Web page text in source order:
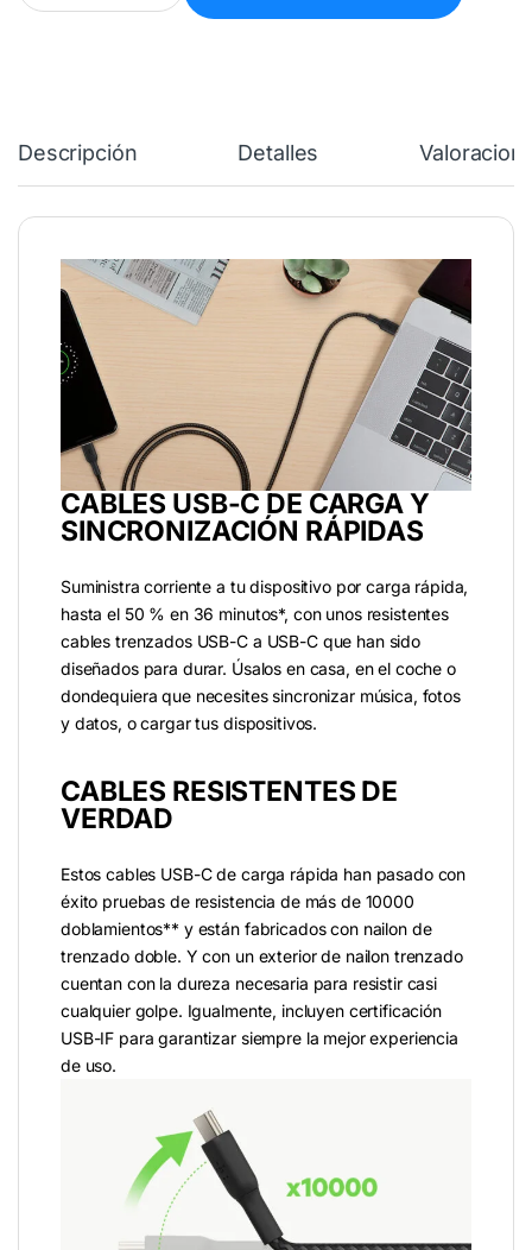
Descripción Detalles
CABLES USB-C DE CARGA Y
SINCRONIZACIÓN RÁPIDAS
Suministra corriente a tu dispositivo por carga rápida,
hasta el 50 % en 36 minutos*, con unos resistentes
cables trenzados USB-C a USB-C que han sido
diseñados para durar. Úsalos en casa, en el coche o
dondequiera que necesites sincronizar música, fotos
y datos, o cargar tus dispositivos.
CABLES RESISTENTES DE
VERDAD
Estos cables USB-C de carga rápida han pasado con
éxito pruebas de resistencia de más de 10000
doblamientos** y están fabricados con nailon de
trenzado doble. Y con un exterior de nailon trenzado
cuentan con la dureza necesaria para resistir casi
cualquier golpe. Igualmente, incluyen certificación
USB-IF para garantizar siempre la mejor experiencia
de uso.